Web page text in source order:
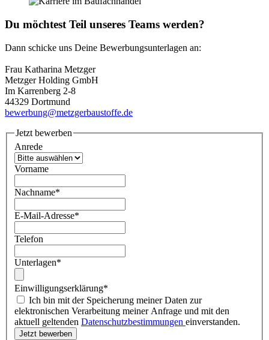
Du möchtest Teil unseres Teams werden?
Dann schicke uns Deine Bewerbungsunterlagen an:
Frau Katharina Metzger
Metzger Holding GmbH
Im Karrenberg 2-8
44329 Dortmund
bewerbung@metzgerbaustoffe.de
Jetzt bewerben
Anrede
Vorname
Nachname*
E-Mail-Adresse*
Telefon
Unterlagen*
Einwilligungserklärung*
elektronischen Verarbeitung meiner Anfrage und mit den
aktuell geltenden Datenschutzbestimmungen einverstanden.